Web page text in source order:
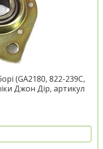
(GA2180, 822-239C,
Джон Дір, артикул